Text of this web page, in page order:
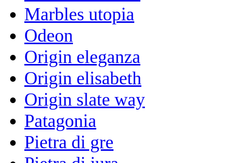
Marbles utopia
Odeon
Origin eleganza
Origin elisabeth
Origin slate way
Patagonia
Pietra di gre